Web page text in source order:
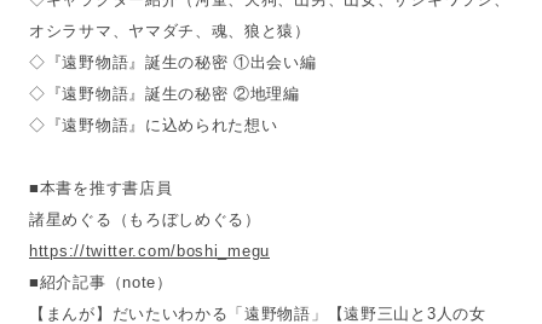
オシラサマ、ヤマダチ、魂、狼と猿）
◇『遠野物語』誕生の秘密 ①出会い編
◇『遠野物語』誕生の秘密 ②地理編
◇『遠野物語』に込められた想い
■本書を推す書店員
諸星めぐる（もろぼしめぐる）
https://twitter.com/boshi_megu
■紹介記事（note）
【まんが】だいたいわかる「遠野物語」【遠野三山と3人の女